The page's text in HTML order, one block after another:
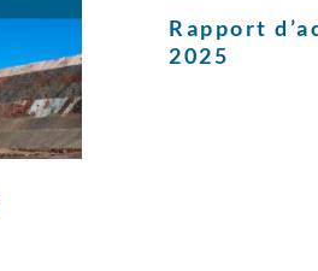
Rapport
2025